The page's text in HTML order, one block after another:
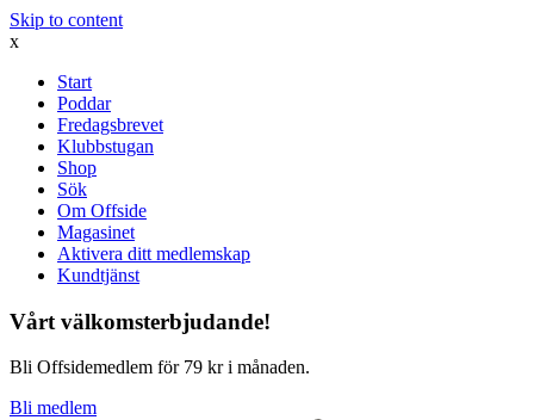
Skip to content
x
Start
Poddar
Fredagsbrevet
Klubbstugan
Shop
Sök
Om Offside
Magasinet
Aktivera ditt medlemskap
Kundtjänst
Vårt välkomsterbjudande!
Bli Offsidemedlem för 79 kr i månaden.
Bli medlem